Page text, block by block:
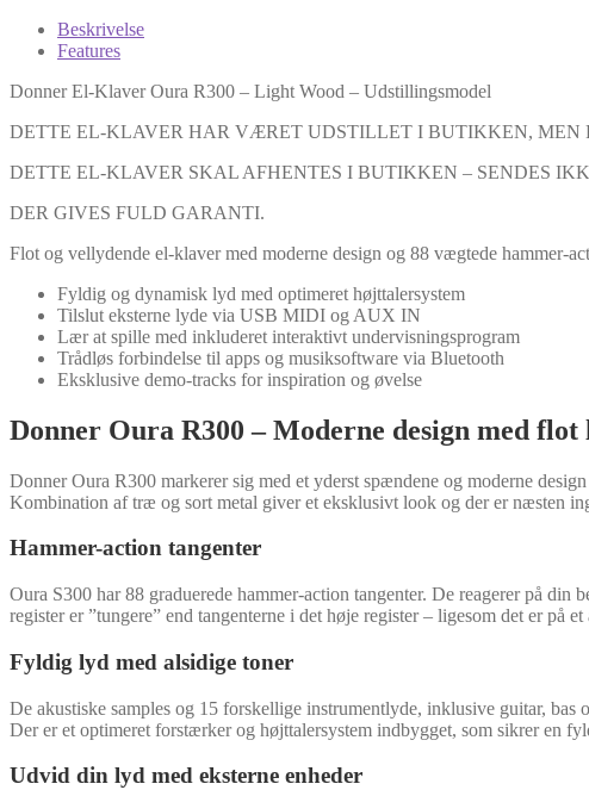
Beskrivelse
Features
Donner El-Klaver Oura R300 – Light Wood – Udstillingsmodel
DETTE EL-KLAVER HAR VÆRET UDSTILLET I BUTIKKEN, MEN
DETTE EL-KLAVER SKAL AFHENTES I BUTIKKEN – SENDES
DER GIVES FULD GARANTI.
Flot og vellydende el-klaver med moderne design og 88 vægtede hammer-
Fyldig og dynamisk lyd med optimeret højttalersystem
Tilslut eksterne lyde via USB MIDI og AUX IN
Lær at spille med inkluderet interaktivt undervisningsprogram
Trådløs forbindelse til apps og musiksoftware via Bluetooth
Eksklusive demo-tracks for inspiration og øvelse
Donner Oura R300 – Moderne design med flot
Donner Oura R300 markerer sig med et yderst spændene og moderne
Kombination af træ og sort metal giver et eksklusivt look og der er næsten
Hammer-action tangenter
Oura S300 har 88 graduerede hammer-action tangenter. De reagerer på
register er ”tungere” end tangenterne i det høje register – ligesom det er på
Fyldig lyd med alsidige toner
De akustiske samples og 15 forskellige instrumentlyde, inklusive guitar, bas
Der er et optimeret forstærker og højttalersystem indbygget, som sikrer en
Udvid din lyd med eksterne enheder